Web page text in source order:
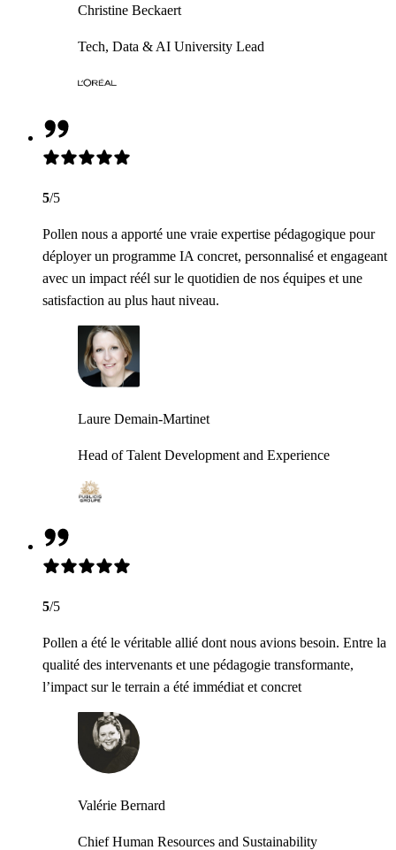
Christine Beckaert
Tech, Data & AI University Lead
5/5
Pollen nous a apporté une vraie expertise pédagogique pour
déployer un programme IA concret, personnalisé et engageant
avec un impact réél sur le quotidien de nos équipes et une
satisfaction au plus haut niveau.
Laure Demain-Martinet
Head of Talent Development and Experience
5/5
Pollen a été le véritable allié dont nous avions besoin. Entre la
qualité des intervenants et une pédagogie transformante,
l’impact sur le terrain a été immédiat et concret
Valérie Bernard
Chief Human Resources and Sustainability